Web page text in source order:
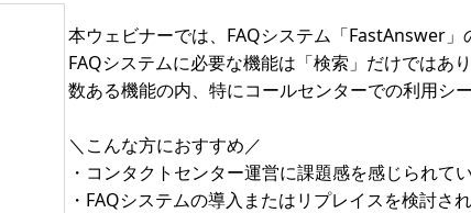
本ウェビナーでは、FAQシステム「FastAnswer」
FAQシステムに必要な機能は「検索」だけではあり
数ある機能の内、特にコールセンターでの利用シ
＼こんな方におすすめ／
・コンタクトセンター運営に課題感を感じられて
・FAQシステムの導入またはリプレイスを検討さ